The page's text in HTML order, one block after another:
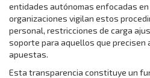
entidades autónomas enfocadas
organizaciones vigilan estos
personal, restricciones de carga
soporte para aquellos que precisen
apuestas.
Esta transparencia constituye un